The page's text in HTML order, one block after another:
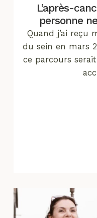
L’après-
personne
Quand j’ai reçu
du sein en mars
ce parcours